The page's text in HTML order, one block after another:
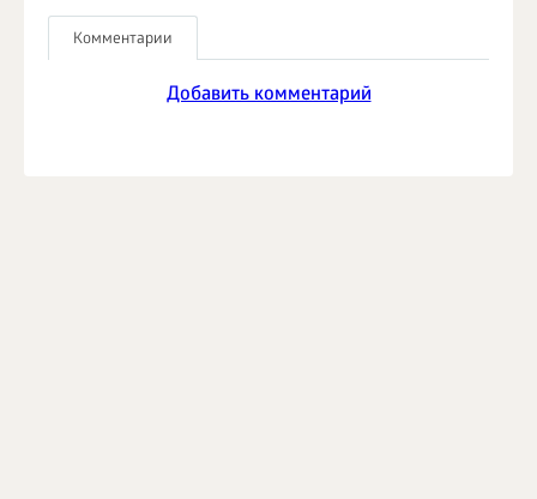
Комментарии
Добавить комментарий